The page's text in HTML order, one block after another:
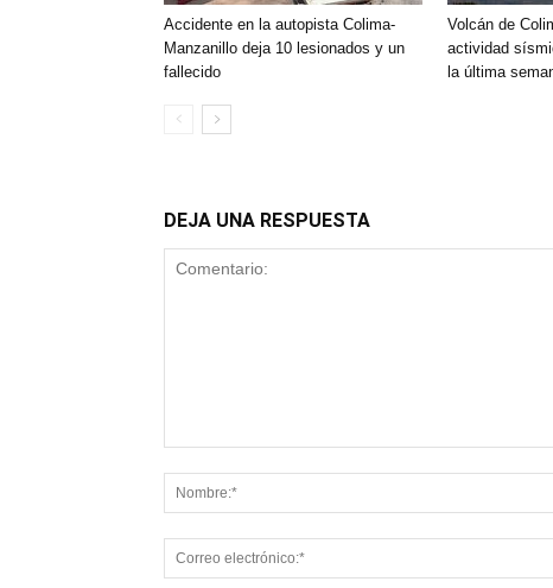
Accidente en la autopista Colima-
Manzanillo deja 10 lesionados y un
fallecido
Volcán de
actividad
la última
DEJA UNA RESPUESTA